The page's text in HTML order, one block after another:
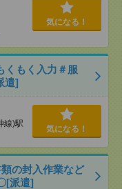
気になる！
くもく入力＃服
遣]
線)駅
気になる！
の封入作業など
[派遣]